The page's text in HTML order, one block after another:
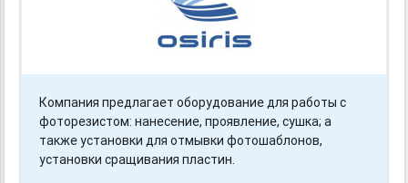
Компания предлагает оборудование для работы с
фоторезистом: нанесение, проявление, сушка; а
также установки для отмывки фотошаблонов,
установки сращивания пластин.